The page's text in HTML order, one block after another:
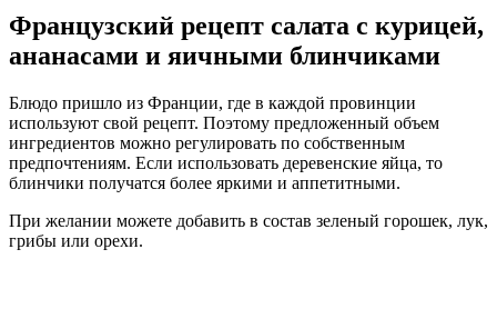
Французский рецепт салата с курицей,
ананасами и яичными блинчиками
Блюдо пришло из Франции, где в каждой провинции
используют свой рецепт. Поэтому предложенный объем
ингредиентов можно регулировать по собственным
предпочтениям. Если использовать деревенские яйца, то
блинчики получатся более яркими и аппетитными.
При желании можете добавить в состав зеленый горошек, лук,
грибы или орехи.